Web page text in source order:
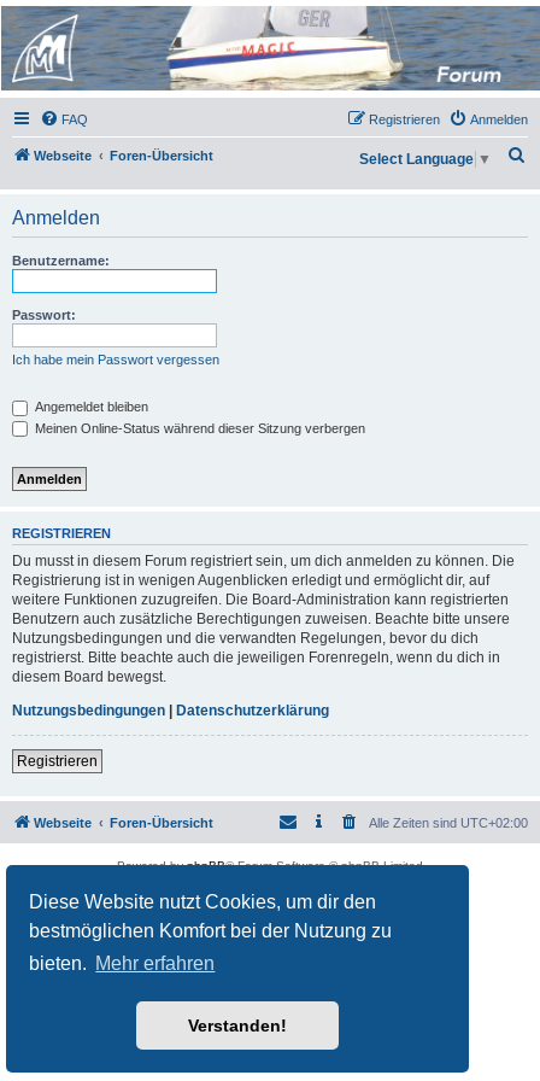
Diese Website nutzt Cookies, um dir den
bestmöglichen Komfort bei der Nutzung zu
bieten. Mehr erfahren
Verstanden!
Micro Magic Forum
Deutschland
FAQ Anmelden
Registrieren
Webseite Foren-Übersicht
h
Select Language ▼
Anmelden
Benutzername:
Passwort:
Ich habe mein Passwort vergessen
Angemeldet bleiben
Meinen Online-Status während dieser Sitzung verbergen
REGISTRIEREN
Du musst in diesem Forum registriert sein, um dich anmelden zu können. Die
Registrierung ist in wenigen Augenblicken erledigt und ermöglicht dir, auf
weitere Funktionen zuzugreifen. Die Board-Administration kann registrierten
Benutzern auch zusätzliche Berechtigungen zuweisen. Beachte bitte unsere
Nutzungsbedingungen und die verwandten Regelungen, bevor du dich
registrierst. Bitte beachte auch die jeweiligen Forenregeln, wenn du dich in
diesem Board bewegst.
Nutzungsbedingungen
Datenschutzerklärung
Registrieren
Webseite Foren-Übersicht Alle Zeiten sind UTC+02:00
Powered byphpBB® Forum Software © phpBB Limited
Datenschutz|Nutzungsbedingungen